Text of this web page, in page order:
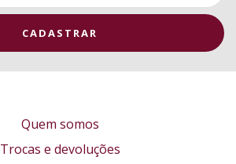
Quem somos
Trocas e devoluções